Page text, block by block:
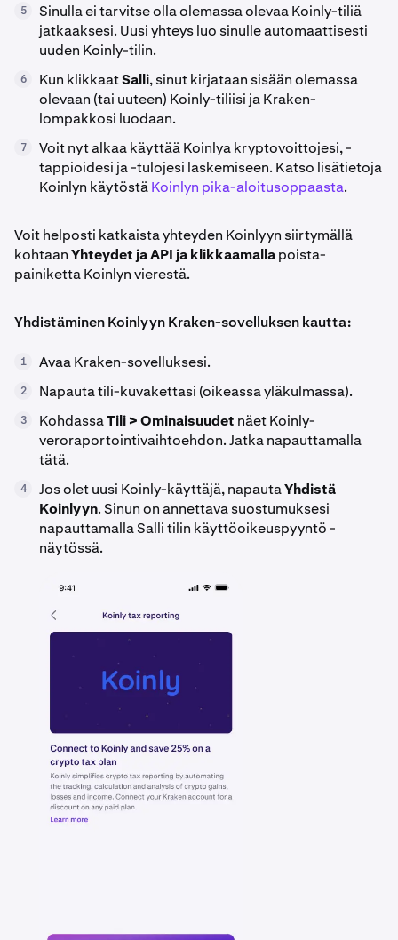
5
Sinulla ei tarvitse olla olemassa olevaa Koinly-tiliä
jatkaaksesi. Uusi yhteys luo sinulle automaattisesti
uuden Koinly-tilin.
6 Kun klikkaatSalli, sinut kirjataan sisään olemassa
olevaan (tai uuteen) Koinly-tiliisi ja Kraken-
lompakkosi luodaan.
7
Voit nyt alkaa käyttää Koinlya kryptovoittojesi, -
tappioidesi ja -tulojesi laskemiseen. Katso lisätietoja
Koinlyn käytöstäKoinlyn pika-aloitusoppaasta.
Voit helposti katkaista yhteyden Koinlyyn siirtymällä
kohtaanYhteydet ja API ja klikkaamallapoista-
painiketta Koinlyn vierestä.
Yhdistäminen Koinlyyn Kraken-sovelluksen kautta:
1 Avaa Kraken-sovelluksesi.
2 Napauta tili-kuvakettasi (oikeassa yläkulmassa).
3 KohdassaTili > Ominaisuudet näet Koinly-
veroraportointivaihtoehdon. Jatka napauttamalla
tätä.
4 Jos olet uusi Koinly-käyttäjä, napautaYhdistä
Koinlyyn. Sinun on annettava suostumuksesi
napauttamalla Salli tilin käyttöoikeuspyyntö -
näytössä.